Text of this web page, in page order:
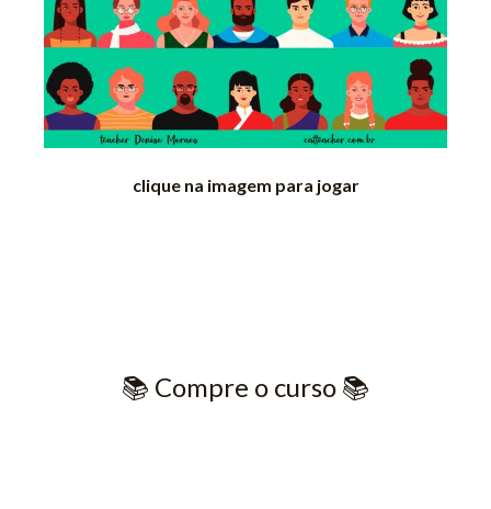
clique na imagem para jogar
📚​ Compre o curso 📚​